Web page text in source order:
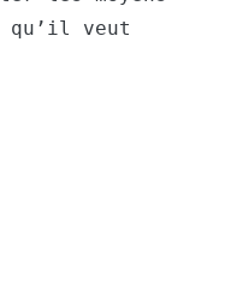
qu’il veut